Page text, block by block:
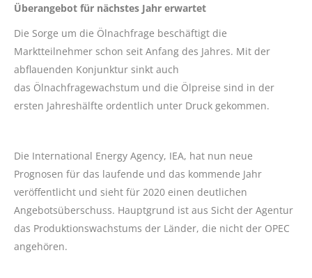
Überangebot für nächstes Jahr erwartet
Die Sorge um die Ölnachfrage beschäftigt die
Marktteilnehmer schon seit Anfang des Jahres. Mit der
abflauenden Konjunktur sinkt auch
das Ölnachfragewachstum und die Ölpreise sind in der
ersten Jahreshälfte ordentlich unter Druck gekommen.
Die International Energy Agency, IEA, hat nun neue
Prognosen für das laufende und das kommende Jahr
veröffentlicht und sieht für 2020 einen deutlichen
Angebotsüberschuss. Hauptgrund ist aus Sicht der Agentur
das Produktionswachstums der Länder, die nicht der OPEC
angehören.